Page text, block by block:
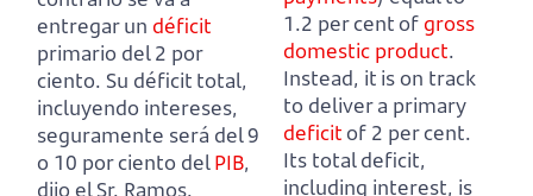
entregar un déficit
primario del 2 por
ciento. Su déficit total,
incluyendo intereses,
seguramente será del 9
o 10 por ciento delPIB,
dijo el Sr. Ramos.
1.2 per cent of gross
domestic product.
Instead, it is on track
to deliver a primary
deficitof 2 per cent.
Its total deficit,
including interest, is